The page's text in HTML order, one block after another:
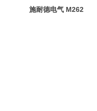
施耐德电气 M262